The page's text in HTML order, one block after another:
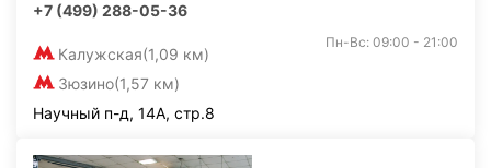
+7 (499) 288-05-36
Калужская(1,09 км)
Зюзино(1,57 км)
Пн-Вс: 09:00 - 21:00
Научный п-д, 14А, стр.8